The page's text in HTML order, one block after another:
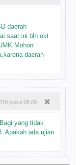
daerah
saat ini bln okt
daerah
pukul 08.09
yang tidak
Apakah ada ujian